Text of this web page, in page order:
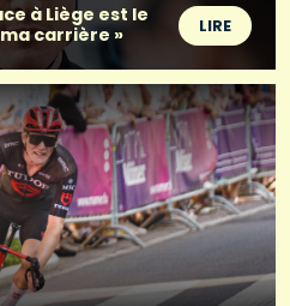
à Liège est le
carrière »
LIRE